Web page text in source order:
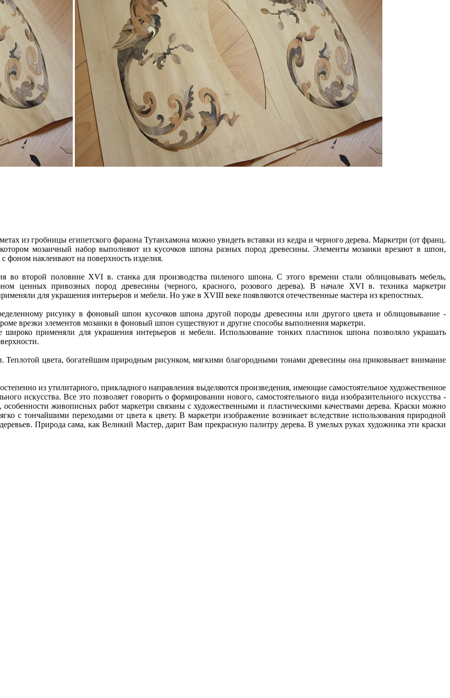
из гробницы египетского фараона Тутанхамона можно увидеть вставки из кедра и черного дерева. Маркетри (от франц.
котором мозаичный набор выполняют из кусочков шпона разных пород древесины. Элементы мозаики врезают в шпон,
фоном наклеивают на поверхность изделия.
во второй половине XVI в. станка для производства пиленого шпона. С этого времени стали облицовывать мебель,
ценных привозных пород древесины (черного, красного, розового дерева). В начале XVI в. техника маркетри
для украшения интерьеров и мебели. Но уже в XVIII веке появляются отечественные мастера из крепостных.
рисунку в фоновый шпон кусочков шпона другой породы древесины или другого цвета и облицовывание -
врезки элементов мозаики в фоновый шпон существуют и другие способы выполнения маркетри.
применяли для украшения интерьеров и мебели. Использование тонких пластинок шпона позволяло украшать
Теплотой цвета, богатейшим природным рисунком, мягкими благородными тонами древесины она приковывает внимание
из утилитарного, прикладного направления выделяются произведения, имеющие самостоятельное художественное
искусства. Все это позволяет говорить о формировании нового, самостоятельного вида изобразительного искусства -
живописных работ маркетри связаны с художественными и пластическими качествами дерева. Краски можно
с тончайшими переходами от цвета к цвету. В маркетри изображение возникает вследствие использования природной
Природа сама, как Великий Мастер, дарит Вам прекрасную палитру дерева. В умелых руках художника эти краски